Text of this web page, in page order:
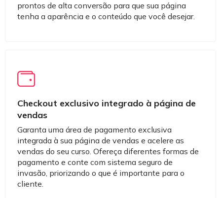
prontos de alta conversão para que sua página
tenha a aparência e o conteúdo que você desejar.
Checkout exclusivo integrado à página de
vendas
Garanta uma área de pagamento exclusiva
integrada à sua página de vendas e acelere as
vendas do seu curso. Ofereça diferentes formas de
pagamento e conte com sistema seguro de
invasão, priorizando o que é importante para o
cliente.